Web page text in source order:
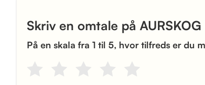
Skriv en omtale på AURSKOG
På en skala fra 1 til 5, hvor tilfreds er du